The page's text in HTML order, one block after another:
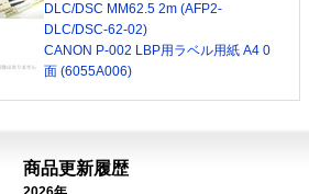
DLC/DSC MM62.5 2m (AFP2-
DLC/DSC-62-02)
CANON P-002 LBP用ラベル用紙 A4 0
面 (6055A006)
商品更新履歴